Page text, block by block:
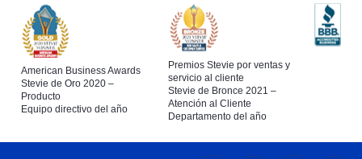
American Business Awards
Stevie de Oro 2020 –
Producto
Equipo directivo del año
Premios Stevie por ventas y
servicio al cliente
Stevie de Bronce 2021 –
Atención al Cliente
Departamento del año